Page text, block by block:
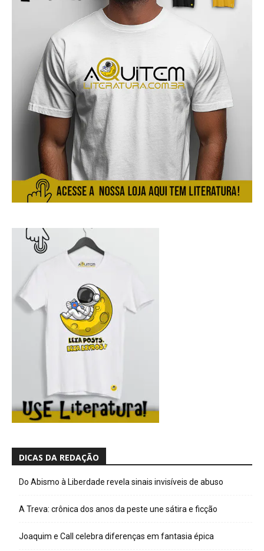
DICAS DA REDAÇÃO
Do Abismo à Liberdade revela sinais invisíveis de abuso
A Treva: crônica dos anos da peste une sátira e ficção
Joaquim e Call celebra diferenças em fantasia épica